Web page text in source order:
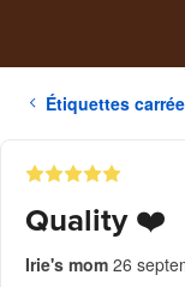
Étiquettes
Quality ❤️
Irie's mom 26